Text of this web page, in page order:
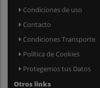
Condiciones de uso
Contacto
Condiciones Transporte
Política de Cookies
Protegemos tus Datos
Otros links